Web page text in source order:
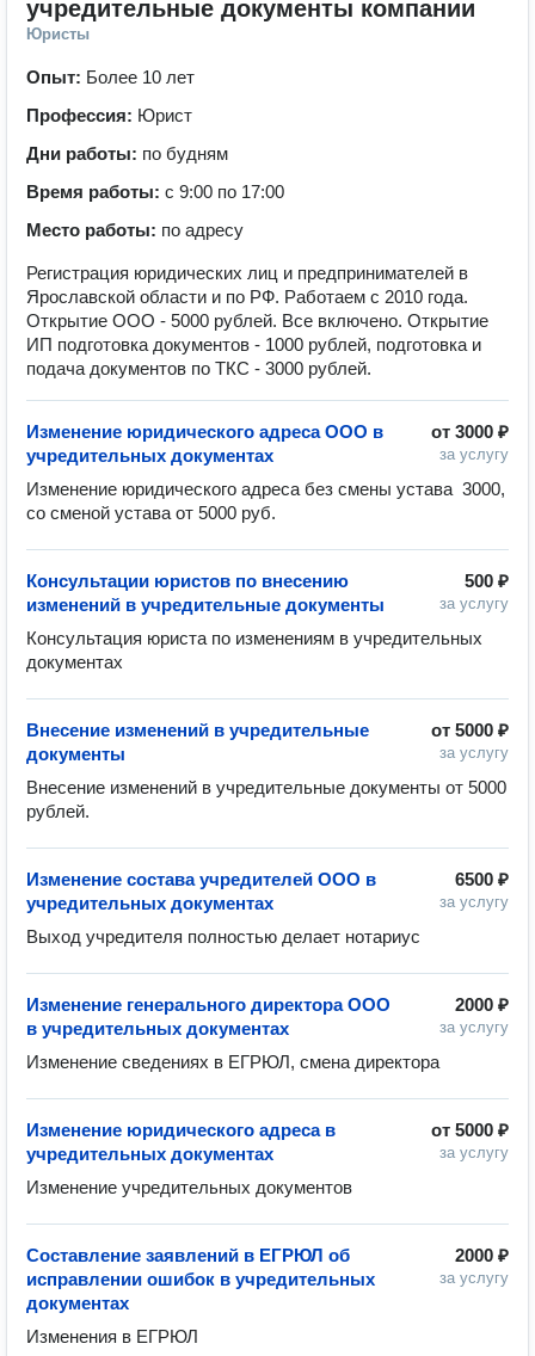
учредительные документы компании
Юристы
Опыт: Более 10 лет
Профессия: Юрист
Дни работы: по будням
Время работы: с 9:00 по 17:00
Место работы: по адресу
Регистрация юридических лиц и предпринимателей в
Ярославской области и по РФ. Работаем с 2010 года.
Открытие ООО - 5000 рублей. Все включено. Открытие
ИП подготовка документов - 1000 рублей, подготовка и
подача документов по ТКС - 3000 рублей.
от 3000 ₽
за услугу
Изменение юридического адреса ООО в
учредительных документах
Изменение юридического адреса без смены устава  3000,
со сменой устава от 5000 руб.
500 ₽
за услугу
Консультации юристов по внесению
изменений в учредительные документы
Консультация юриста по изменениям в учредительных
документах
от 5000 ₽
за услугу
Внесение изменений в учредительные
документы
Внесение изменений в учредительные документы от 5000
рублей.
6500 ₽
за услугу
Изменение состава учредителей ООО в
учредительных документах
Выход учредителя полностью делает нотариус
2000 ₽
за услугу
Изменение генерального директора ООО
в учредительных документах
Изменение сведениях в ЕГРЮЛ, смена директора
от 5000 ₽
за услугу
Изменение юридического адреса в
учредительных документах
Изменение учредительных документов
2000 ₽
за услугу
Составление заявлений в ЕГРЮЛ об
исправлении ошибок в учредительных
документах
Изменения в ЕГРЮЛ